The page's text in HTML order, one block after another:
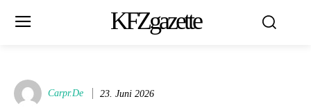
KFZgazette
Carpr.de 23. Juni 2026